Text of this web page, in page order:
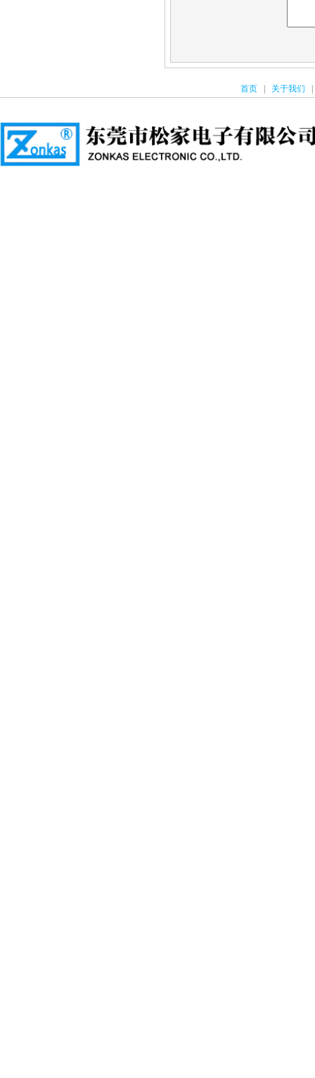
首页 关于我们